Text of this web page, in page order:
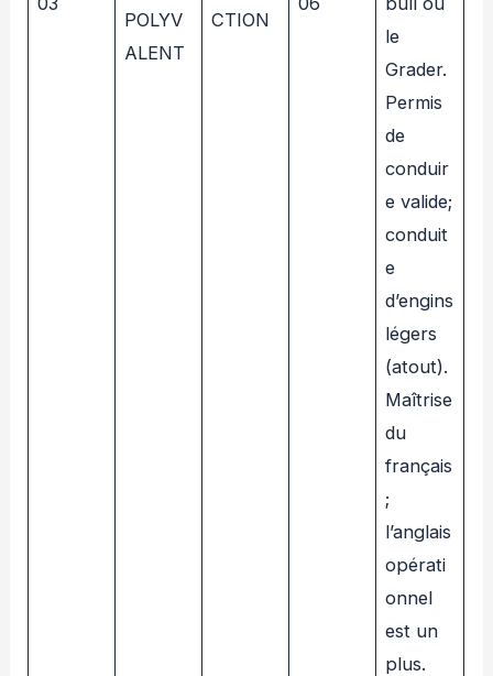
POLYV
ALENT
CTION
le
Grader.
Permis
de
conduir
e valide;
conduit
e
d’engins
légers
(atout).
Maîtrise
du
français
;
l’anglais
opérati
onnel
est un
plus.